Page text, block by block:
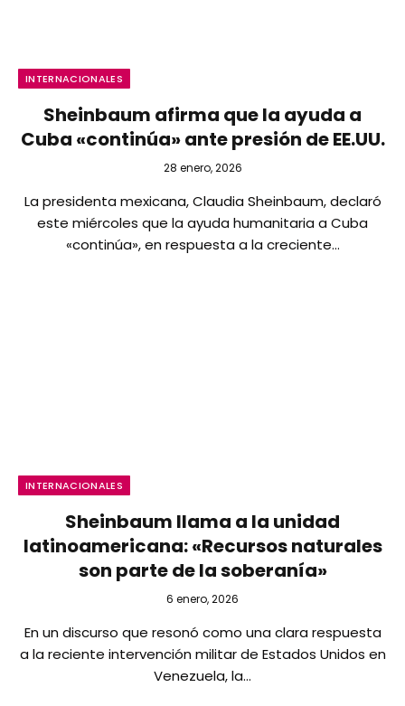
INTERNACIONALES
Sheinbaum afirma que la ayuda a
Cuba «continúa» ante presión de EE.UU.
28 enero, 2026
La presidenta mexicana, Claudia Sheinbaum, declaró
este miércoles que la ayuda humanitaria a Cuba
«continúa», en respuesta a la creciente…
INTERNACIONALES
Sheinbaum llama a la unidad
latinoamericana: «Recursos naturales
son parte de la soberanía»
6 enero, 2026
En un discurso que resonó como una clara respuesta
a la reciente intervención militar de Estados Unidos en
Venezuela, la…